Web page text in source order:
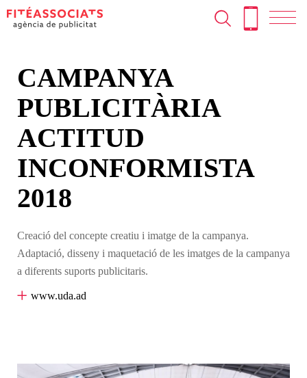
CAMPANYA
PUBLICITÀRIA
ACTITUD
INCONFORMISTA
2018
Creació del concepte creatiu i imatge de la campanya.
Adaptació, disseny i maquetació de les imatges de la campanya
a diferents suports publicitaris.
www.uda.ad